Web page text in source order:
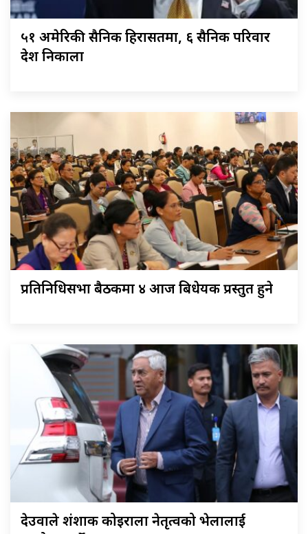
५१ अमेरिकी सैनिक हिरासतमा, ६ सैनिक परिवार
देश निकाला
प्रतिनिधिसभा बैठकमा ४ आज बिधेयक प्रस्तुत हुने
देउवाले शंशाक कोइराला नेतृत्वको भेलालाई